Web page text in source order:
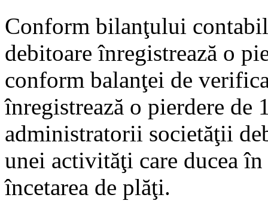
Conform bilanţului
debitoare înregistrează o
conform balanţei de
înregistrează o pierdere de
administratorii societăţii
unei activităţi care ducea
încetarea de plăţi.